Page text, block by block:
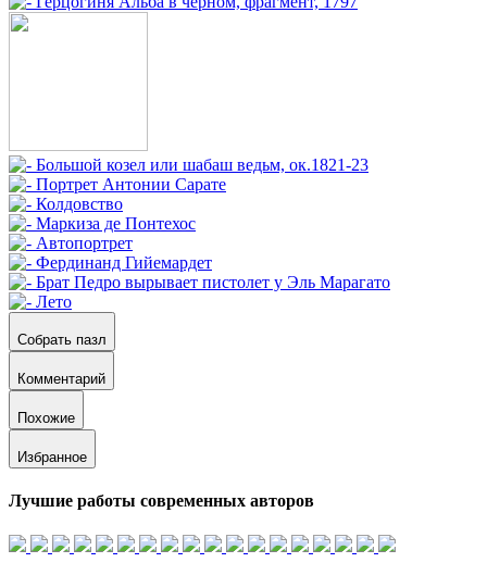
Собрать пазл
Комментарий
Похожие
Избранное
Лучшие работы современных авторов